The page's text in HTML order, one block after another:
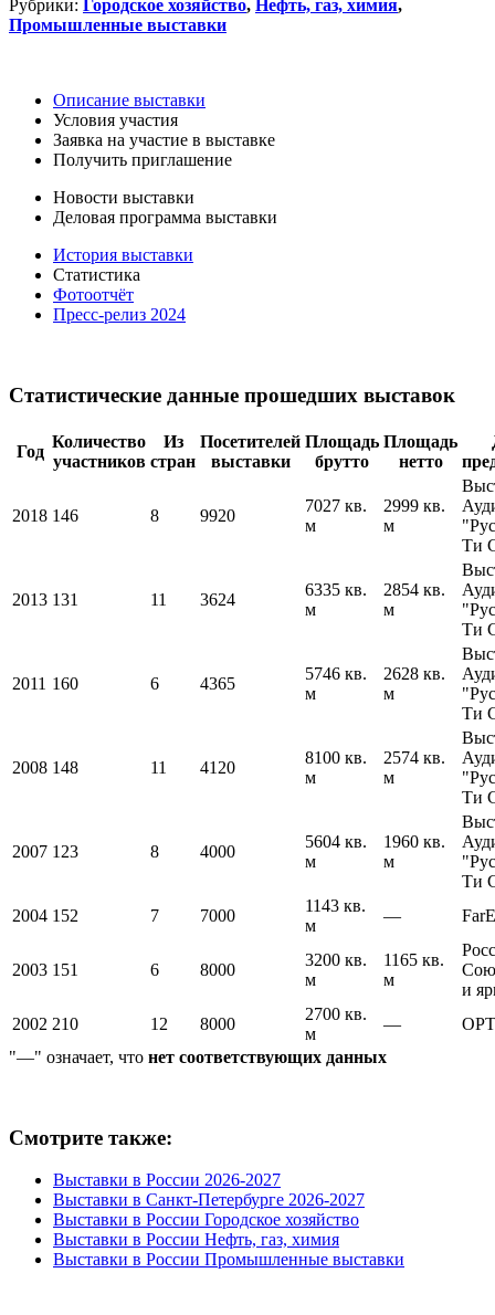
Рубрики: Городское хозяйство, Нефть, газ, химия,
Промышленные выставки
Описание выставки
Условия участия
Заявка на участие в выставке
Получить приглашение
Новости выставки
Деловая программа выставки
История выставки
Статистика
Фотоотчёт
Пресс-релиз 2024
Статистические данные прошедших выставок
Год
Количество
участников
Из
стран
Посетителей
выставки
Площадь
брутто
Площадь
нетто
2018 146 8 9920
7027 кв.
м
2999 кв.
м
Ти
2013 131 11 3624
6335 кв.
м
2854 кв.
м
Ти
2011 160 6 4365
5746 кв.
м
2628 кв.
м
Ти
2008 148 11 4120
8100 кв.
м
2574 кв.
м
Ти
2007 123 8 4000
5604 кв.
м
1960 кв.
м
Ти
2004 152 7 7000
1143 кв.
м
—
2003 151 6 8000
3200 кв.
м
1165 кв.
м
и
2002 210 12 8000
2700 кв.
м
—
"—" означает, что нет соответствующих данных
Смотрите также:
Выставки в России 2026-2027
Выставки в Санкт-Петербурге 2026-2027
Выставки в России Городское хозяйство
Выставки в России Нефть, газ, химия
Выставки в России Промышленные выставки